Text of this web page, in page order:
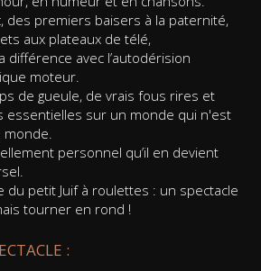
des premiers baisers à la paternité,
aux plateaux de télé,
différence avec l’autodérision
moteur.
de gueule, de vrais fous rires et
essentielles sur un monde qui n'est
monde.
personnel qu’il en devient
du petit Juif à roulettes : un spectacle
tourner en rond !
: